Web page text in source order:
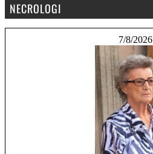
NECROLOGI
7/8/2026